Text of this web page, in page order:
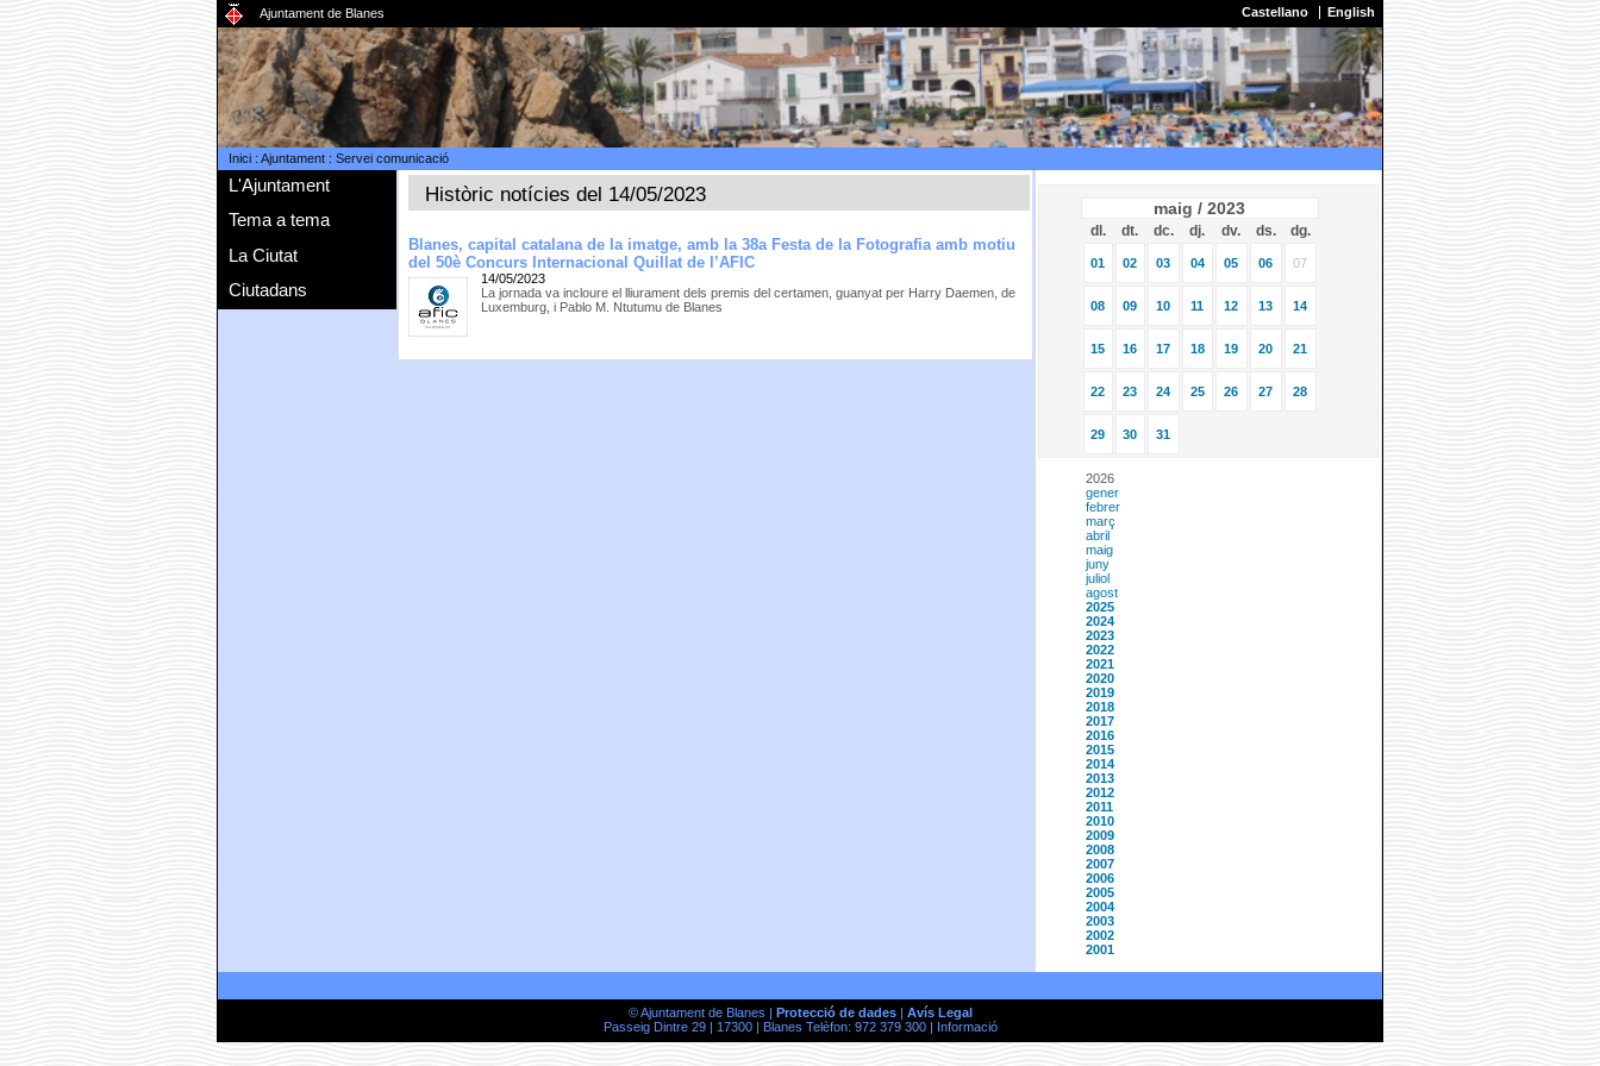
Ajuntament de Blanes Castellano English
Inici: Ajuntament: Servei comunicació
L'Ajuntament
Tema a tema
La Ciutat
Ciutadans
Històric notícies del 14/05/2023
Blanes, capital catalana de la imatge, amb la 38a Festa de la Fotografia amb motiu
del 50è Concurs Internacional Quillat de l’AFIC
14/05/2023
La jornada va incloure el lliurament dels premis del certamen, guanyat per Harry Daemen, de
Luxemburg, i Pablo M. Ntutumu de Blanes
maig / 2023
dl. dt. dc. dj. dv. ds. dg.
01 02 03 04 05 06 07
08 09 10 11 12 13 14
15 16 17 18 19 20 21
22 23 24 25 26 27 28
29 30 31
2026
gener
febrer
març
abril
maig
juny
juliol
agost
2025
2024
2023
2022
2021
2020
2019
2018
2017
2016
2015
2014
2013
2012
2011
2010
2009
2008
2007
2006
2005
2004
2003
2002
2001
© Ajuntament de Blanes | Protecció de dades| Avís Legal
Passeig Dintre 29 | 17300 | Blanes Telèfon: 972 379 300 |
Informació